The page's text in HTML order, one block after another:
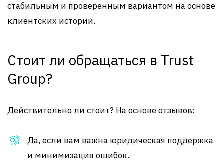
стабильным и проверенным вариантом на основе
клиентских истории.
Стоит ли обращаться в Trust
Group?
Действительно ли стоит? На основе отзывов:
Да, если вам важна юридическая поддержка
и минимизация ошибок.